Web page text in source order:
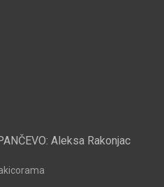
Aleksa Rakonjac